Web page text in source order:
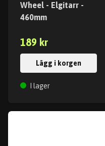
Wheel - Elgitarr -
460mm
189 kr
Lägg i korgen
I lager